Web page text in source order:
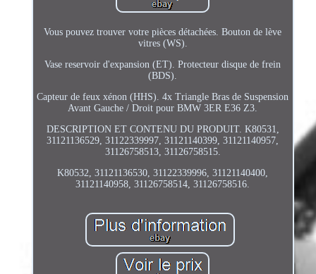
Vous pouvez trouver votre pièces détachées. Bouton de lève
vitres (WS).
Vase reservoir d'expansion (ET). Protecteur disque de frein
(BDS).
Capteur de feux xénon (HHS). 4x Triangle Bras de Suspension
Avant Gauche / Droit pour BMW 3ER E36 Z3.
DESCRIPTION ET CONTENU DU PRODUIT. K80531,
31121136529, 31122339997, 31121140399, 31121140957,
31126758513, 31126758515.
K80532, 31121136530, 31122339996, 31121140400,
31121140958, 31126758514, 31126758516.